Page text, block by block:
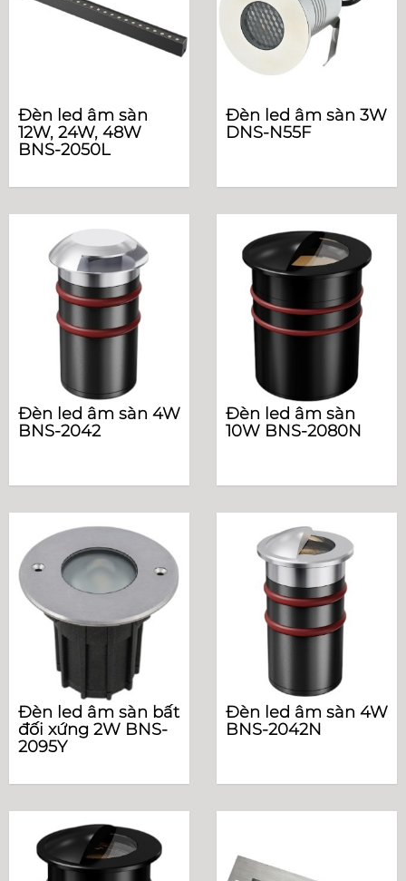
Đèn led âm sàn
12W, 24W, 48W
BNS-2050L
Đèn led âm sàn 3W
DNS-N55F
Đèn led âm sàn 4W
BNS-2042
Đèn led âm sàn
10W BNS-2080N
Đèn led âm sàn bất
đối xứng 2W BNS-
2095Y
Đèn led âm sàn 4W
BNS-2042N